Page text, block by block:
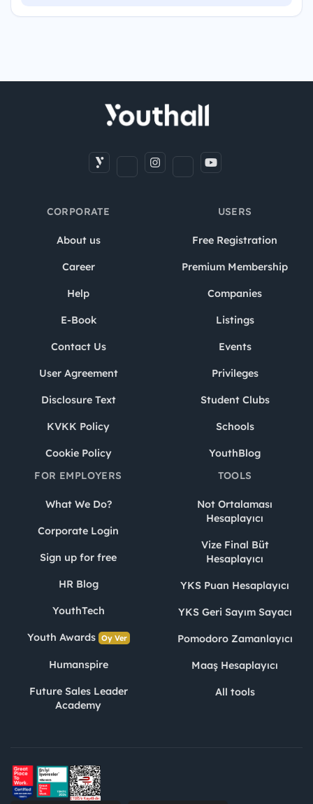
CORPORATE
About us
Career
Help
E-Book
Contact Us
User Agreement
Disclosure Text
KVKK Policy
Cookie Policy
USERS
Free Registration
Premium Membership
Companies
Listings
Events
Privileges
Student Clubs
Schools
YouthBlog
FOR EMPLOYERS
What We Do?
Corporate Login
Sign up for free
HR Blog
YouthTech
Youth Awards Oy Ver
Humanspire
Future Sales Leader
Academy
TOOLS
Not Ortalaması
Hesaplayıcı
Vize Final Büt
Hesaplayıcı
YKS Puan Hesaplayıcı
YKS Geri Sayım Sayacı
Pomodoro Zamanlayıcı
Maaş Hesaplayıcı
All tools